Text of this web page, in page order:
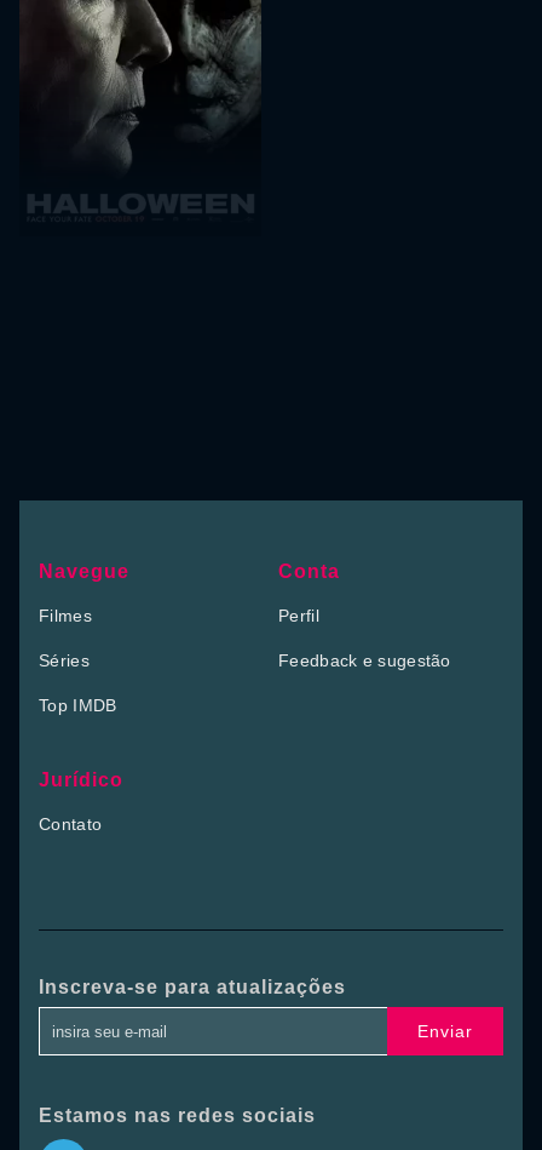
Navegue
Filmes
Séries
Top IMDB
Conta
Perfil
Feedback e sugestão
Jurídico
Contato
Inscreva-se para atualizações
Enviar
Estamos nas redes sociais